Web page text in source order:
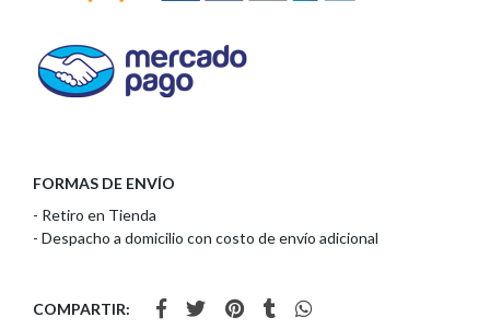
FORMAS DE ENVÍO
- Retiro en Tienda
- Despacho a domicilio con costo de envío adicional
COMPARTIR: